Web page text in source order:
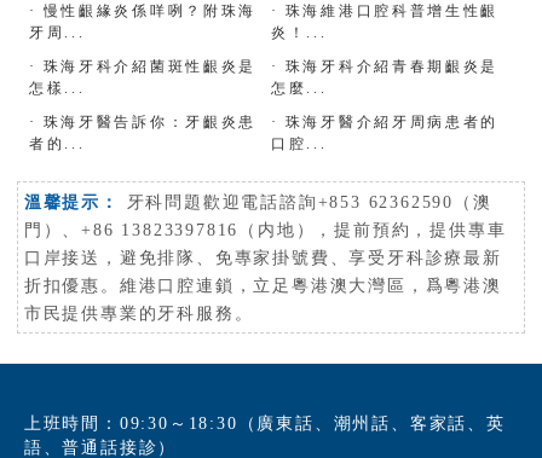
·
慢性齦緣炎係咩咧？附珠海
牙周...
·
珠海維港口腔科普增生性齦
炎！...
·
珠海牙科介紹菌斑性齦炎是
怎樣...
·
珠海牙科介紹青春期齦炎是
怎麼...
·
珠海牙醫告訴你：牙齦炎患
者的...
·
珠海牙醫介紹牙周病患者的
口腔...
溫馨提示：
牙科問題歡迎電話諮詢+853 62362590（澳
門）、+86 13823397816（内地），提前預約，提供專車
口岸接送，避免排隊、免專家掛號費、享受牙科診療最新
折扣優惠。維港口腔連鎖，立足粵港澳大灣區，爲粵港澳
市民提供專業的牙科服務。
上班時間：09:30～18:30（廣東話、潮州話、客家話、英
語、普通話接診）